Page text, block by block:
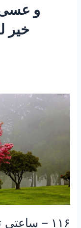
و
خیر
۱۱۶
اصلاح
زندگی
با
اصلاح